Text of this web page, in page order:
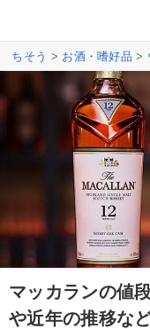
ちそう > お酒・嗜好品 >
マッカランの値
や近年の推移な